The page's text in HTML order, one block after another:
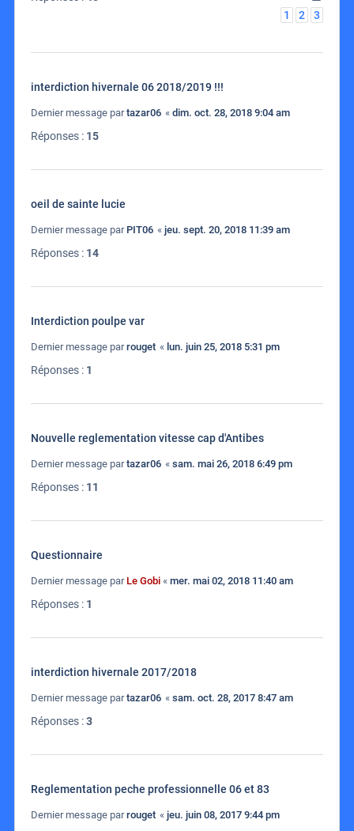
1
2 3
interdiction hivernale 06 2018/2019 !!!
Dernier message partazar06 « dim. oct. 28, 2018 9:04 am
Réponses : 15
oeil de sainte lucie
Dernier message par PIT06 « jeu. sept. 20, 2018 11:39 am
Réponses : 14
Interdiction poulpe var
Dernier message parrouget « lun. juin 25, 2018 5:31 pm
Réponses : 1
Nouvelle reglementation vitesse cap d'Antibes
Dernier message partazar06 « sam. mai 26, 2018 6:49 pm
Réponses : 11
Questionnaire
Dernier message par Le Gobi « mer. mai 02, 2018 11:40 am
Réponses : 1
interdiction hivernale 2017/2018
Dernier message partazar06 « sam. oct. 28, 2017 8:47 am
Réponses :3
Reglementation peche professionnelle 06 et 83
Dernier message parrouget « jeu. juin 08, 2017 9:44 pm